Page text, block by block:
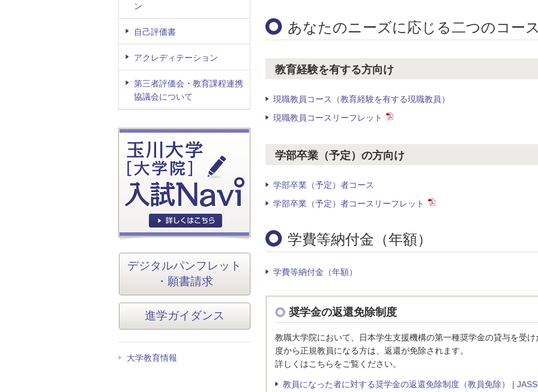
あなたのニーズに応じる二つのコース
教育経験を有する方向け
現職教員コース（教育経験を有する現職教員）
現職教員コースリーフレット
学部卒業（予定）の方向け
学部卒業（予定）者コース
学部卒業（予定）者コースリーフレット
学費等納付金（年額）
学費等納付金（年額）
奨学金の返還免除制度
教職大学院において、日本学生支援機構の第一種奨学金の貸与を受
度から正規教員になる方は、返還が免除されます。
詳しくはこちらをご覧ください。
教員になった者に対する奨学金の返還免除制度（教員免除） |
ン
自己評価書
アクレディテーション
第三者評価会・教育課程連携
協議会について
デジタルパンフレット
・願書請求
進学ガイダンス
大学教育情報